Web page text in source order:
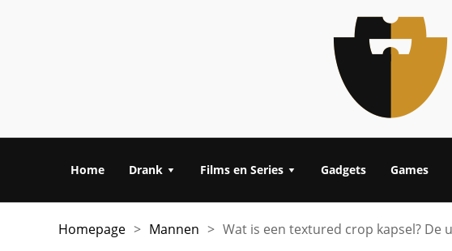
Home Drank Films en Series Gadgets Games
Homepage > Mannen > Wat is een textured crop kapsel?